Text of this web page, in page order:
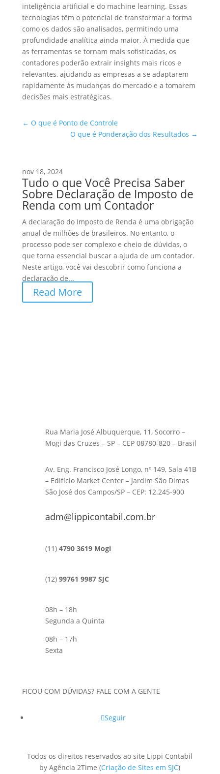
inteligência artificial e do machine learning. Essas
tecnologias têm o potencial de transformar a forma
como os dados são analisados, permitindo uma
profundidade analítica ainda maior. À medida que
as ferramentas se tornam mais sofisticadas, os
contadores poderão extrair insights mais ricos e
relevantes, ajudando as empresas a se adaptarem
rapidamente às mudanças do mercado e a tomarem
decisões mais estratégicas.
← O que é Ponto de Controle
O que é Ponderação dos Resultados →
nov 18, 2024
Tudo o que Você Precisa Saber
Sobre Declaração de Imposto de
Renda com um Contador
A declaração do Imposto de Renda é uma obrigação
anual de milhões de brasileiros. No entanto, o
processo pode ser complexo e cheio de dúvidas, o
que torna essencial buscar a ajuda de um contador.
Neste artigo, você vai descobrir como funciona a
declaração de...
Read More
Rua Maria José Albuquerque, 11, Socorro –
Mogi das Cruzes – SP – CEP 08780-820 – Brasil
Av. Eng. Francisco José Longo, nº 149, Sala 41B
– Edifício Market Center – Jardim São Dimas
São José dos Campos/SP – CEP: 12.245-900
adm@lippicontabil.com.br
(11) 4790 3619 Mogi
(12) 99761 9987 SJC
08h – 18h
Segunda a Quinta
08h – 17h
Sexta
FICOU COM DÚVIDAS? FALE COM A GENTE
Seguir
Todos os direitos reservados ao site Lippi Contabil
by Agência 2Time(Criação de Sites em SJC)